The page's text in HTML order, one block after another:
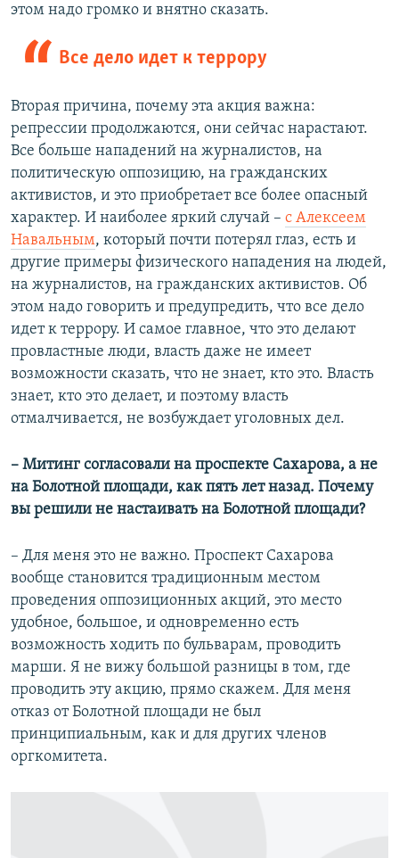
этом надо громко и внятно сказать.
Все дело идет к террору
Вторая причина, почему эта акция важна:
репрессии продолжаются, они сейчас нарастают.
Все больше нападений на журналистов, на
политическую оппозицию, на гражданских
активистов, и это приобретает все более опасный
характер. И наиболее яркий случай – с Алексеем
Навальным, который почти потерял глаз, есть и
другие примеры физического нападения на людей,
на журналистов, на гражданских активистов. Об
этом надо говорить и предупредить, что все дело
идет к террору. И самое главное, что это делают
провластные люди, власть даже не имеет
возможности сказать, что не знает, кто это. Власть
знает, кто это делает, и поэтому власть
отмалчивается, не возбуждает уголовных дел.
– Митинг согласовали на проспекте Сахарова, а не
на Болотной площади, как пять лет назад. Почему
вы решили не настаивать на Болотной площади?
– Для меня это не важно. Проспект Сахарова
вообще становится традиционным местом
проведения оппозиционных акций, это место
удобное, большое, и одновременно есть
возможность ходить по бульварам, проводить
марши. Я не вижу большой разницы в том, где
проводить эту акцию, прямо скажем. Для меня
отказ от Болотной площади не был
принципиальным, как и для других членов
оргкомитета.